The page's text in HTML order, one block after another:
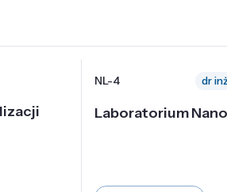
NL-4 dr
Laboratorium